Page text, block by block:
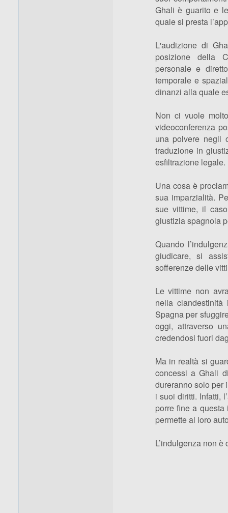
Ghali è guarito e
quale si presta
L'audizione di
posizione della
personale e
temporale e
dinanzi alla quale
Non ci vuole
videoconferenza
una polvere negli
traduzione in
esfiltrazione legale.
Una cosa è
sua imparzialità.
sue vittime, il
giustizia spagnola
Quando
giudicare, si
sofferenze delle
Le vittime non
nella
Spagna per
oggi, attraverso
credendosi fuori
Ma in realtà si
concessi a Ghali
dureranno solo per
i suoi diritti. Infatti,
porre fine a
permette al loro
L’indulgenza non